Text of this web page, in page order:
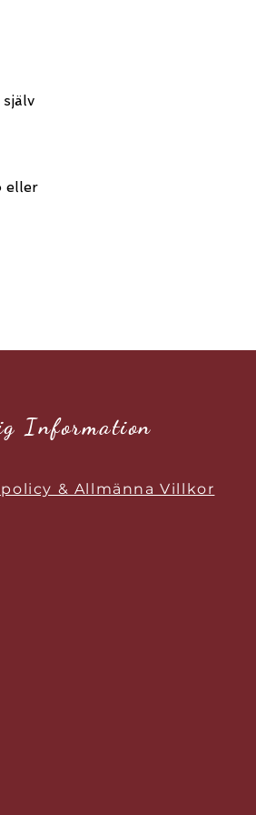
eller
Information
& Allmänna Villkor